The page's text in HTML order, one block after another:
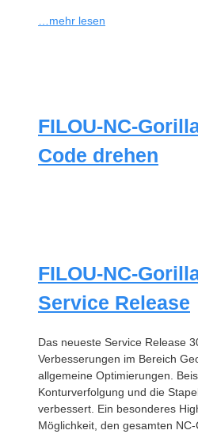
…mehr lesen
FILOU-NC-
Code drehen
FILOU-NC-
Service Release
Das neueste Service Release
Verbesserungen im Bereich
allgemeine Optimierungen.
Konturverfolgung und die
verbessert. Ein besonderes
Möglichkeit, den gesamten